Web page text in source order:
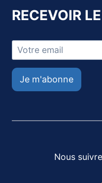
RECEVOIR
Je m'abonne
Nous